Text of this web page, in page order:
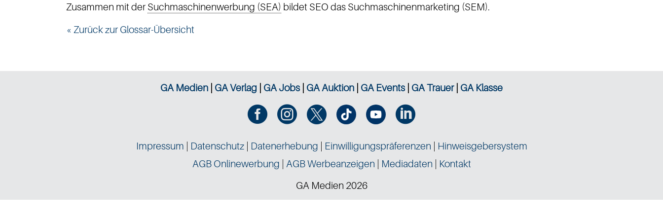
Zusammen mit der Suchmaschinenwerbung (SEA) bildet SEO das Suchmaschinenmarketing (SEM).
« Zurück zur Glossar-Übersicht
GA Medien GA Verlag GA Jobs GA Auktion GA Events GA Trauer| GA Klasse
   
Impressum Datenschutz| Datenerhebung Einwilligungspräferenzen
Hinweisgebersystem
AGB Onlinewerbung
AGB Werbeanzeigen Mediadaten
Kontakt
GA Medien 2026